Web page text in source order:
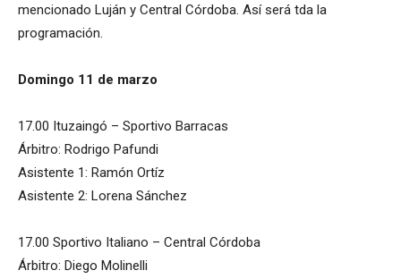
mencionado Luján y Central Córdoba. Así será tda la
programación.
Domingo 11 de marzo
17.00 Ituzaingó – Sportivo Barracas
Árbitro: Rodrigo Pafundi
Asistente 1: Ramón Ortíz
Asistente 2: Lorena Sánchez
17.00 Sportivo Italiano – Central Córdoba
Árbitro: Diego Molinelli